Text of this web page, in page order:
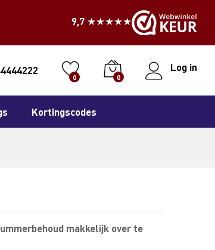
9,7 ★★★★★
0 0
Log in
Kortingscodes
makkelijk over te